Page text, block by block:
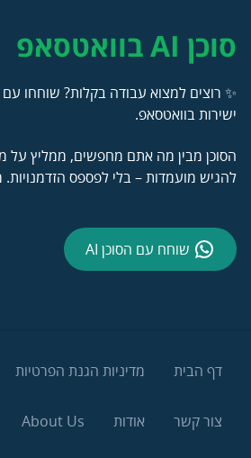
סוכן AI בוואטסאפ
✨ רוצים למצוא עבודה בקלות? שוחחו
ישירות בוואטסאפ.
הסוכן מבין מה אתם מחפשים, ממליץ על
להגיש מועמדות – בלי לפספס
שוחח עם הסוכן AI
דף הבית מדיניות הגנת הפרטיות
צור קשר אודות About Us